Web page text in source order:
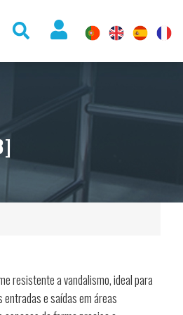
resistente a vandalismo, ideal para
e saídas em áreas